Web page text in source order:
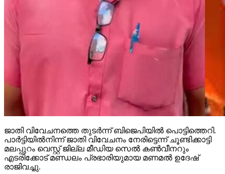
ജാതി വിവേചനത്തെ തുടര്‍ന്ന് ബിജെപിയില്‍ പൊട്ടിത്തെറി.
പാര്‍ട്ടിയില്‍നിന്ന് ജാതി വിവേചനം നേരിട്ടെന്ന് ചൂണ്ടിക്കാട്ടി
മലപ്പുറം വെസ്റ്റ് ജില്ല മീഡിയ സെല്‍ കണ്‍വീനറും
എടരിക്കോട് മണ്ഡലം പ്രഭാരിയുമായ മണമല്‍ ഉദേഷ്
രാജിവച്ചു.